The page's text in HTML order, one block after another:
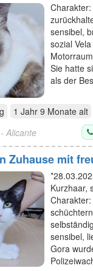
sensibel,
sozial
Sie hatte
als der
1 Jahr 9 Monate alt
- Alicante
Zuhause mit
Kurzhaar,
sensibel,
Gora